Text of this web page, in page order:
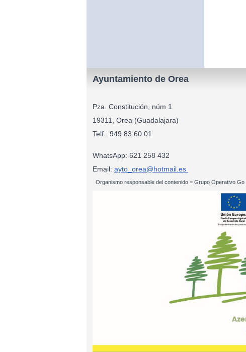
Ayuntamiento de Orea
Pza. Constitución, núm 1
19311, Orea (Guadalajara)
Telf.: 949 83
WhatsApp: 621 258 432
Email: ayto_orea@hotmail.es
Organismo responsable del contenido = Grupo Operativo Go